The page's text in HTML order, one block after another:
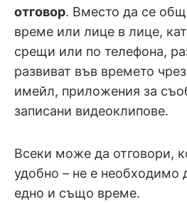
отговор. Вместо да се
време или лице в лице,
срещи или по телефона,
развиват във времето
имейл, приложения за
записани видеоклипове.
Всеки може да отговори,
удобно – не е необходимо
едно и също време.